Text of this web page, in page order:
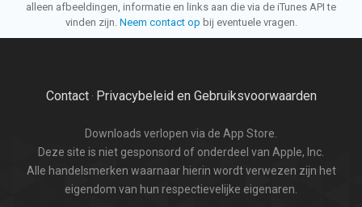
alleen afbeeldingen, informatie en links aan die via de iTunes API te
vinden zijn. Neem contact op bij eventuele vragen.
Contact· Privacybeleid en Gebruiksvoorwaarden
Downloads verlopen via de App Store.
Deze site is niet gesponsord of onderdeel van Apple, Inc.
Alle handelsmerken waarnaar hierin wordt verwezen zijn het
eigendom van hun respectievelijke eigenaren.